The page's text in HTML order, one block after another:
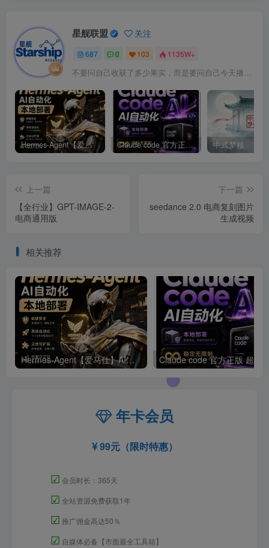
星舰联盟 关注
687 0 103 1135W+
Hermes-Agent【爱马仕】AI自动化部署【会员免费领取安装包】 Claude code 官方正版 超强工具【会员免费领取安装包】 中式梦核
上一篇
【全行业】GPT-IMAGE-2-
电商通用版
下一篇
seedance 2.0 电商复刻图片
生成视频
相关推荐
Hermes-Agent【爱马仕】AI自动化部署【会员免费领取安装包】
年卡会员
99元（限时特惠）
☑ 会员时长：365天
☑ 全站资源免费获取1年
☑ 推广佣金高达50％
☑ 自媒体必备【市面最全工具箱】